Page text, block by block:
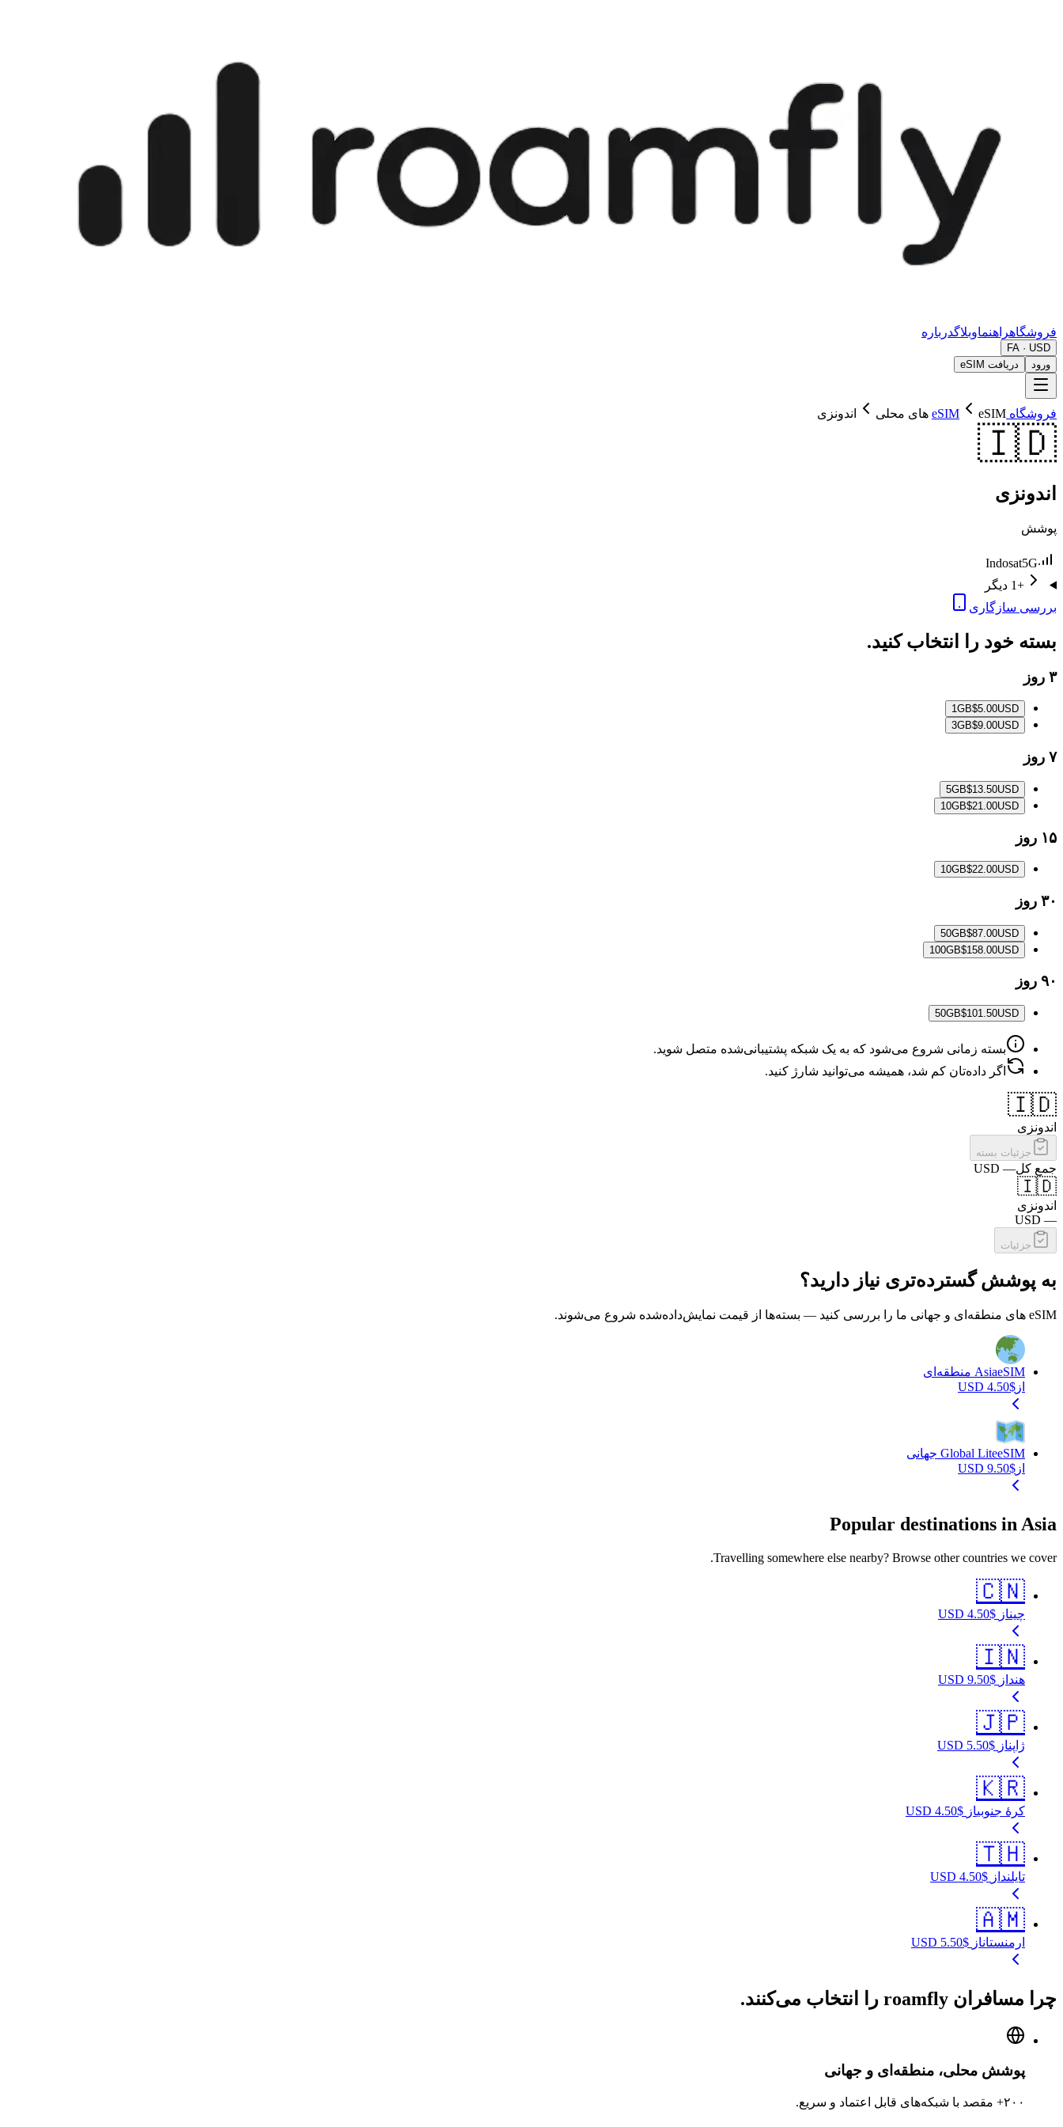
فروشگاهراهنماوبلاگدرباره
FA · USD
ورود
دریافت eSIM
فروشگاه eSIM eSIM های محلی اندونزی
🇮🇩
اندونزی
پوشش
Indosat5G
+1 دیگر
بررسی سازگاری
بسته خود را انتخاب کنید.
۳ روز
1GB$5.00USD
3GB$9.00USD
۷ روز
5GB$13.50USD
10GB$21.00USD
۱۵ روز
10GB$22.00USD
۳۰ روز
50GB$87.00USD
100GB$158.00USD
۹۰ روز
50GB$101.50USD
بسته زمانی شروع می‌شود که به یک شبکه پشتیبانی‌شده متصل شوید.
اگر داده‌تان کم شد، همیشه می‌توانید شارژ کنید.
🇮🇩
اندونزی
جزئیات بسته
جمع کل—
USD
🇮🇩
اندونزی
—
USD
جزئیات
به پوشش گسترده‌تری نیاز دارید؟
eSIM های منطقه‌ای و جهانی ما را بررسی کنید — بسته‌ها از قیمت نمایش‌داده‌شده شروع می‌شوند.
AsiaeSIM منطقه‌ای
از $
4.50
USD
Global LiteeSIM جهانی
از $
9.50
USD
Popular destinations in Asia
Travelling somewhere else nearby? Browse other countries we cover.
🇨🇳
چیناز $
4.50
🇮🇳
هند از $
9.50
🇯🇵
ژاپناز $
5.50
🇰🇷
کرهٔ جنوبیاز $
4.50
🇹🇭
تایلند از $
4.50
🇦🇲
ارمنستاناز $
5.50
چرا مسافران roamfly را انتخاب می‌کنند.
پوشش محلی، منطقه‌ای و جهانی
۲۰۰+ مقصد با شبکه‌های قابل اعتماد و سریع.